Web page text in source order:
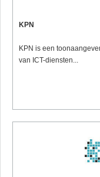
KPN
KPN is een
van ICT-diensten...